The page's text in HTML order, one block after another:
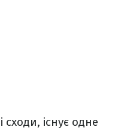
існує одне